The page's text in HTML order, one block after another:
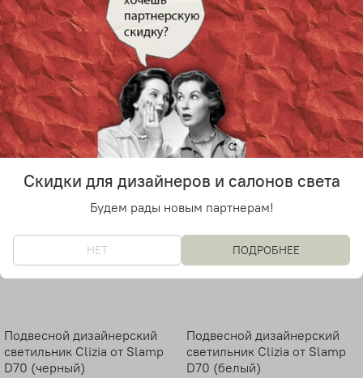
Подвесной дизайнерский
светильник Clizia от Slamp
D70 (оранжевый)
35 600 руб
Подвесной дизайнерский
светильник Clizia от Slamp
D70 (голубой)
35 600 руб
Подвесной дизайнерский
светильник Clizia от Slamp
D70 (черный)
Подвесной дизайнерский
светильник Clizia от Slamp
D70 (белый)
Скидки для дизайнеров и салонов света
Будем рады новым партнерам!
НЕТ ПОДРОБНЕЕ